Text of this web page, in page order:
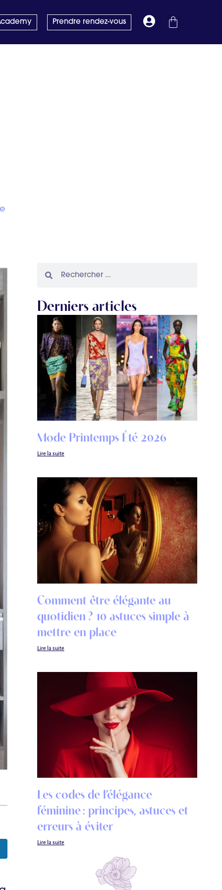
Prendre rendez-vous
Derniers articles
Mode Printemps Été 2026
Lire la suite
Comment être élégante au
quotidien ? 10 astuces simple à
mettre en place
Lire la suite
Les codes de l’élégance
féminine : principes, astuces et
erreurs à éviter
Lire la suite